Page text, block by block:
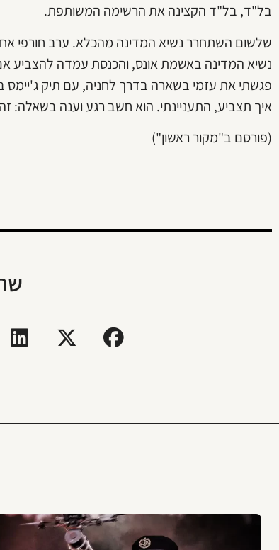
בל"ד, בל"ד הקצינה את הרשימה המשותפת.
שלשום השתחרר נשיא המדינה מהכלא. ערב חורפי
נשיא המדינה באשמת אונס, והכנסת עמדה להצביע
פגשתי את עזמי בשארה בדרך לחניה, עם תיק ג'יימס
איך תצביע, התעניינתי. הוא חשב רגע וענה בשאלה:
(פורסם ב"מקור ראשון")